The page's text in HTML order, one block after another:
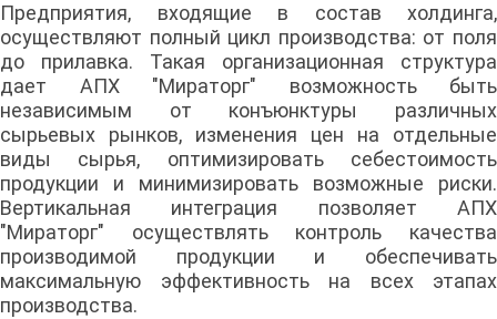
Предприятия, входящие в состав холдинга,
осуществляют полный цикл производства: от поля
до прилавка. Такая организационная структура
дает АПХ "Мираторг" возможность быть
независимым от конъюнктуры различных
сырьевых рынков, изменения цен на отдельные
виды сырья, оптимизировать себестоимость
продукции и минимизировать возможные риски.
Вертикальная интеграция позволяет АПХ
"Мираторг" осуществлять контроль качества
производимой продукции и обеспечивать
максимальную эффективность на всех этапах
производства.